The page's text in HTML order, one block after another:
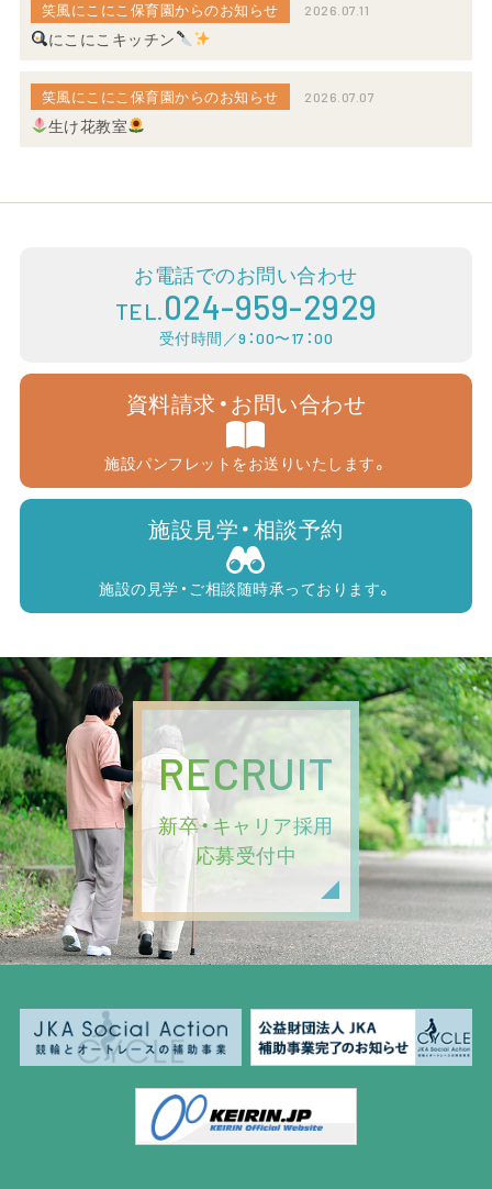
笑風にこにこ保育園からのお知らせ 2026.07.11
にこにこキッチン
笑風にこにこ保育園からのお知らせ 2026.07.07
生け花教室
お電話でのお問い合わせ
TEL.024-959-2929
受付時間／9：00〜17：00
資料請求・お問い合わせ
施設パンフレットをお送りいたします。
施設見学・相談予約
施設の見学・ご相談随時承っております。
RECRUIT
新卒・キャリア採用
応募受付中